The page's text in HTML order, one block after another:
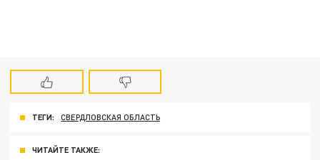
ТЕГИ: СВЕРДЛОВСКАЯ ОБЛАСТЬ
ЧИТАЙТЕ ТАКЖЕ: